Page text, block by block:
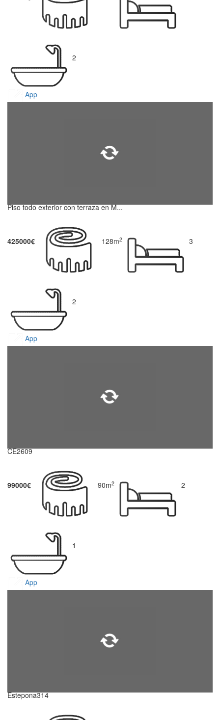
2
App
Piso todo exterior con terraza en M...
425000€ 128m2 3
2
App
CE2609
99000€ 90m2 2
1
App
Estepona314